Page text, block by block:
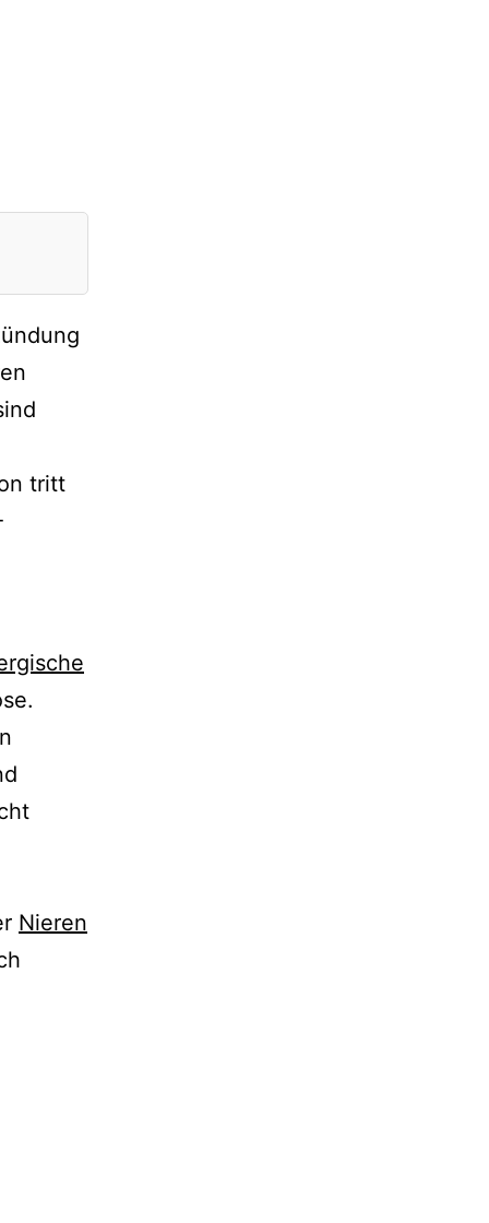
tritt
Nieren